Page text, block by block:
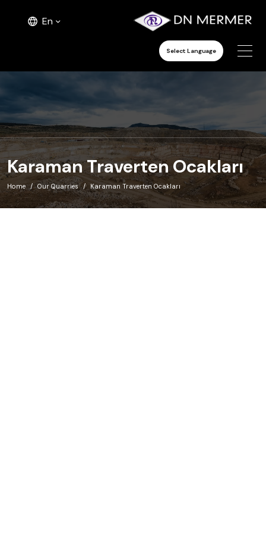
En
Select Language
Karaman Traverten Ocakları
Home Our Quarries Karaman Traverten Ocakları